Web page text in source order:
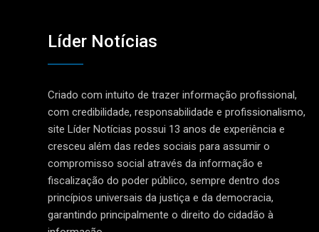
Líder Notícias
Criado com intuito de trazer informação profissional,
com credibilidade, responsabilidade e profissionalismo,
site Líder Notícias possui 13 anos de experiência e
cresceu além das redes sociais para assumir o
compromisso social através da informação e
fiscalização do poder público, sempre dentro dos
princípios universais da justiça e da democracia,
garantindo principalmente o direito do cidadão à